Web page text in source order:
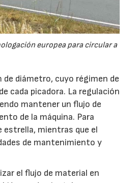
europea para circular a
diámetro, cuyo régimen de
cada picadora. La regulación
mantener un flujo de
de la máquina. Para
mientras que el
de mantenimiento y
el flujo de material en